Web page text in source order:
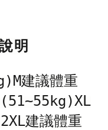
明
建議體重
建議體重